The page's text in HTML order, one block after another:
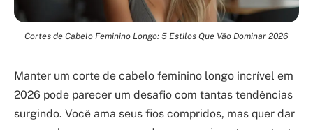
Cortes de Cabelo Feminino Longo: 5 Estilos Que Vão Dominar 2026
Manter um corte de cabelo feminino longo incrível em
2026 pode parecer um desafio com tantas tendências
surgindo. Você ama seus fios compridos, mas quer dar